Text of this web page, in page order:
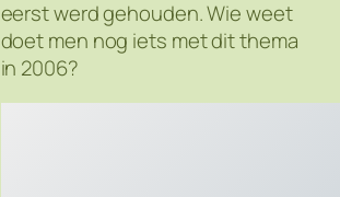
eerst werd gehouden. Wie weet
doet men nog iets met dit thema
in 2006?